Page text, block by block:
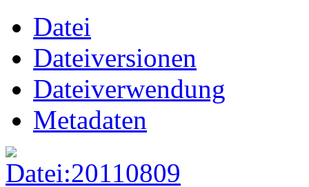
Datei
Dateiversionen
Dateiverwendung
Metadaten